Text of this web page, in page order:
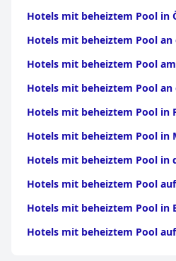
Hotels mit beheiztem Pool in
Hotels mit beheiztem Pool an
Hotels mit beheiztem Pool
Hotels mit beheiztem Pool an
Hotels mit beheiztem Pool in
Hotels mit beheiztem Pool in
Hotels mit beheiztem Pool in
Hotels mit beheiztem Pool
Hotels mit beheiztem Pool in
Hotels mit beheiztem Pool